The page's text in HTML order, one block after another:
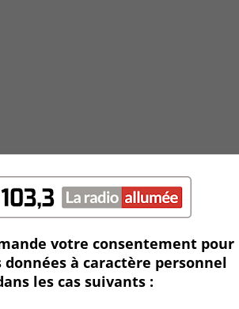
votre consentement pour
à caractère personnel
les cas suivants :